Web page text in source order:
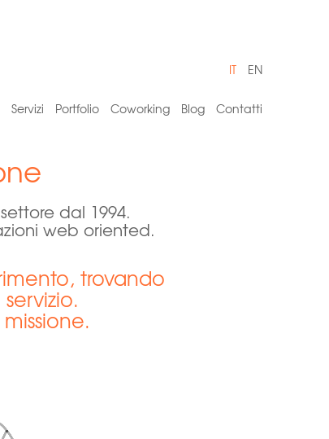
IT EN
Servizi Portfolio Coworking Blog Contatti
dal 1994.
web oriented.
trovando